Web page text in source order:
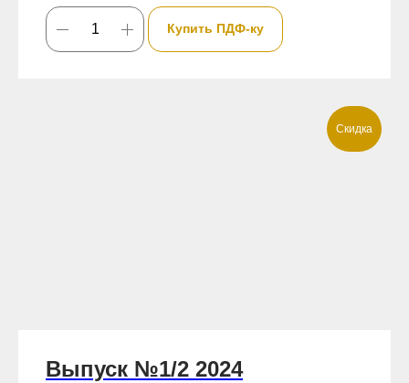
Купить ПДФ-ку
Скидка
Выпуск №1/2 2024